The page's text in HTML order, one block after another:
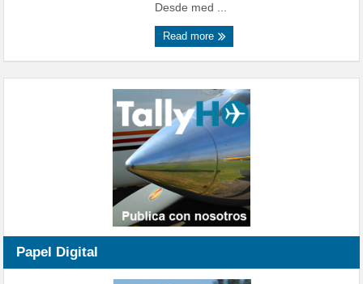
Desde med ...
Read more
Papel Digital